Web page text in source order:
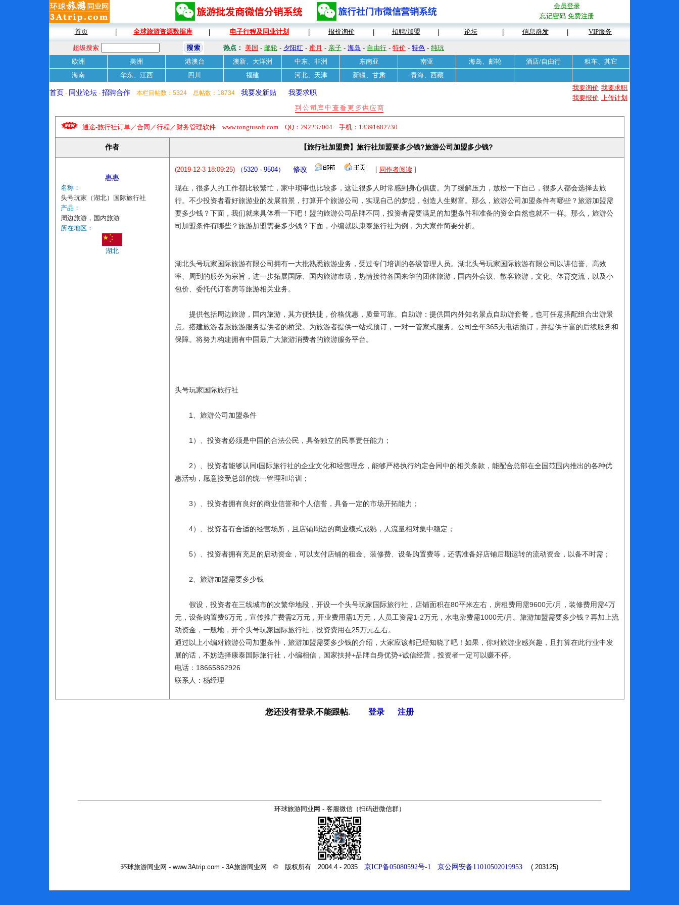
会员登录
忘记密码 免费注册
首页 全球旅游资源数据库 电子行程及同业计划 报价询价 招聘/加盟 论坛 信息群发 VIP服务
超级搜索 热点： 美国 - 邮轮 - 夕阳红 - 蜜月 - 亲子 - 海岛 - 自由行 - 特价 - 特色 - 纯玩
欧洲
美洲 港澳台 澳新、大洋洲 中东、非洲 东南亚 南亚 海岛、邮轮 酒店/自由行
租车、其它
海南
华东、江西 四川 福建 河北、天津 新疆、甘肃 青海、西藏
首页 - 同业论坛 - 招聘合作 本栏目帖数：5324 总帖数：18734 我要发新贴 我要求职
我要询价 我要求职
我要报价 上传计划
通途-旅行社订单／合同／行程／财务管理软件 www.tongtusoft.com QQ：292237004 手机：13391682730
作者 【旅行社加盟费】旅行社加盟要多少钱?旅游公司加盟多少钱?
惠惠
名称：
头号玩家（湖北）国际旅行社
产品：
周边旅游，国内旅游
所在地区：
湖北
(2019-12-3 18:09:25) （5320 - 9504） 修改 [ 同作者阅读]
现在，很多人的工作都比较繁忙，家中琐事也比较多，这让很多人时常感到身心俱疲。为了缓解压力，放松一下自己，很多人都会选择去旅
行。不少投资者看好旅游业的发展前景，打算开个旅游公司，实现自己的梦想，创造人生财富。那么，旅游公司加盟条件有哪些？旅游加盟需
要多少钱？下面，我们就来具体看一下吧！盟的旅游公司品牌不同，投资者需要满足的加盟条件和准备的资金自然也就不一样。那么，旅游公
司加盟条件有哪些？旅游加盟需要多少钱？下面，小编就以康泰旅行社为例，为大家作简要分析。
湖北头号玩家国际旅游有限公司拥有一大批熟悉旅游业务，受过专门培训的各级管理人员。湖北头号玩家国际旅游有限公司以讲信誉、高效
率、周到的服务为宗旨，进一步拓展国际、国内旅游市场，热情接待各国来华的团体旅游，国内外会议、散客旅游，文化、体育交流，以及小
包价、委托代订客房等旅游相关业务。
提供包括周边旅游，国内旅游，其方便快捷，价格优惠，质量可靠。自助游：提供国内外知名景点自助游套餐，也可任意搭配组合出游景
点。搭建旅游者跟旅游服务提供者的桥梁。为旅游者提供一站式预订，一对一管家式服务。公司全年365天电话预订，并提供丰富的后续服务和
保障。将努力构建拥有中国最广大旅游消费者的旅游服务平台。
头号玩家国际旅行社
1、旅游公司加盟条件
1）、投资者必须是中国的合法公民，具备独立的民事责任能力；
2）、投资者能够认同t国际旅行社的企业文化和经营理念，能够严格执行约定合同中的相关条款，能配合总部在全国范围内推出的各种优
惠活动，愿意接受总部的统一管理和培训；
3）、投资者拥有良好的商业信誉和个人信誉，具备一定的市场开拓能力；
4）、投资者有合适的经营场所，且店铺周边的商业模式成熟，人流量相对集中稳定；
5）、投资者拥有充足的启动资金，可以支付店铺的租金、装修费、设备购置费等，还需准备好店铺后期运转的流动资金，以备不时需；
2、旅游加盟需要多少钱
假设，投资者在三线城市的次繁华地段，开设一个头号玩家国际旅行社，店铺面积在80平米左右，房租费用需9600元/月，装修费用需4万
元，设备购置费6万元，宣传推广费需2万元，开业费用需1万元，人员工资需1-2万元，水电杂费需1000元/月。旅游加盟需要多少钱？再加上流
动资金，一般地，开个头号玩家国际旅行社，投资费用在25万元左右。
通过以上小编对旅游公司加盟条件，旅游加盟需要多少钱的介绍，大家应该都已经知晓了吧！如果，你对旅游业感兴趣，且打算在此行业中发
展的话，不妨选择康泰国际旅行社，小编相信，国家扶持+品牌自身优势+诚信经营，投资者一定可以赚不停。
电话：18665862926
联系人：杨经理
您还没有登录,不能跟帖. 登录 注册
环球旅游同业网 - 客服微信（扫码进微信群）
环球旅游同业网 - www.3Atrip.com - 3A旅游同业网 © 版权所有 2004.4 - 2035 京ICP备05080592号-1 京公网安备11010502019953 (.203125)